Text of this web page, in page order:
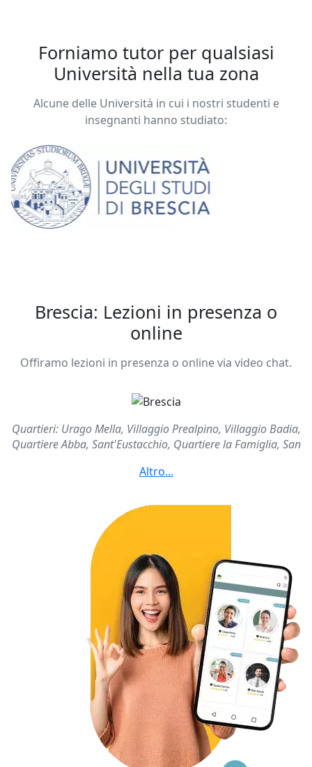
Forniamo tutor per qualsiasi
Università nella tua zona
Alcune delle Università in cui i nostri studenti e
insegnanti hanno studiato:
Brescia: Lezioni in presenza o
online
Offiramo lezioni in presenza o online via video chat.
Quartieri: Urago Mella, Villaggio Prealpino, Villaggio Badia,
Quartiere Abba, Sant'Eustacchio, Quartiere la Famiglia, San
Montini